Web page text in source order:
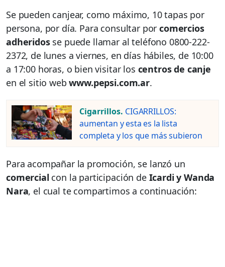
Se pueden canjear, como máximo, 10 tapas por
persona, por día. Para consultar porcomercios
adheridosse puede llamar al teléfono 0800-222-
2372, de lunes a viernes, en días hábiles, de 10:00
a 17:00 horas, o bien visitar los centros de canje
en el sitio webwww.pepsi.com.ar.
Cigarrillos. CIGARRILLOS:
aumentan y esta es la lista
completa y los que más subieron
Para acompañar la promoción, se lanzó un
comercial con la participación de Icardi y Wanda
Nara, el cual te compartimos a continuación: